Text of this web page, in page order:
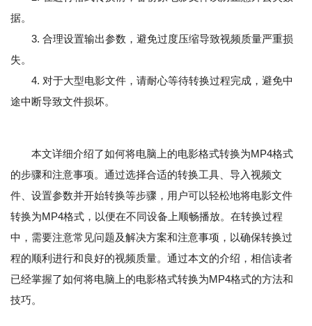
据。
3. 合理设置输出参数，避免过度压缩导致视频质量严重损
失。
4. 对于大型电影文件，请耐心等待转换过程完成，避免中
途中断导致文件损坏。
本文详细介绍了如何将电脑上的电影格式转换为MP4格式
的步骤和注意事项。通过选择合适的转换工具、导入视频文
件、设置参数并开始转换等步骤，用户可以轻松地将电影文件
转换为MP4格式，以便在不同设备上顺畅播放。在转换过程
中，需要注意常见问题及解决方案和注意事项，以确保转换过
程的顺利进行和良好的视频质量。通过本文的介绍，相信读者
已经掌握了如何将电脑上的电影格式转换为MP4格式的方法和
技巧。